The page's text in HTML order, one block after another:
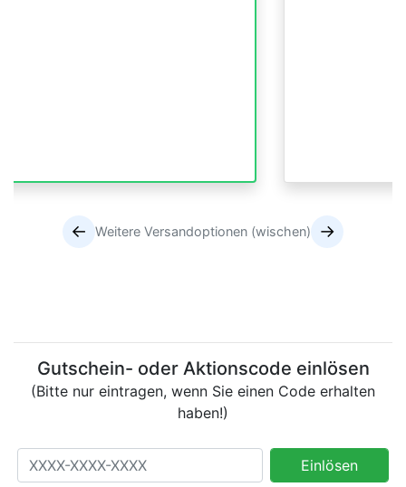
← Weitere Versandoptionen (wischen) →
Gutschein- oder Aktionscode einlösen
(Bitte nur eintragen, wenn Sie einen Code erhalten
haben!)
Gutschein- oder Aktionscode einlösen
(Bitte nur eintragen, wenn Sie einen Code erhalten haben!)
Einlösen